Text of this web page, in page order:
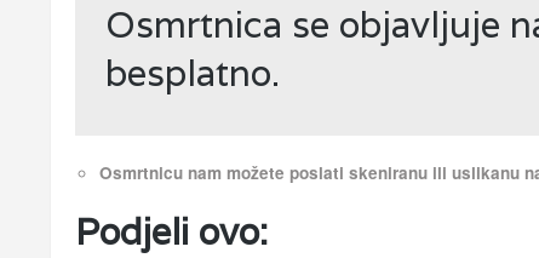
Osmrtnica se objavljuje
besplatno.
Osmrtnicu nam možete poslati skeniranu ili uslikanu
Podjeli ovo: